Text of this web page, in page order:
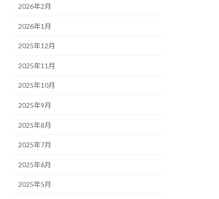
2026年2月
2026年1月
2025年12月
2025年11月
2025年10月
2025年9月
2025年8月
2025年7月
2025年6月
2025年5月